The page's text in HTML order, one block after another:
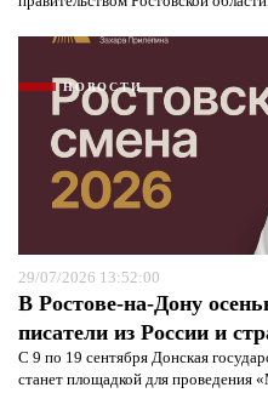
НОВОСТИ
29/07/2026 13:52:00
В Ростове-на-Дону
писатели из России и
С 9 по 19 сентября Донская
станет площадкой для проведения
Я согласен сполитикой
защиты информации*
Я согласен сполитикой
защиты информации*